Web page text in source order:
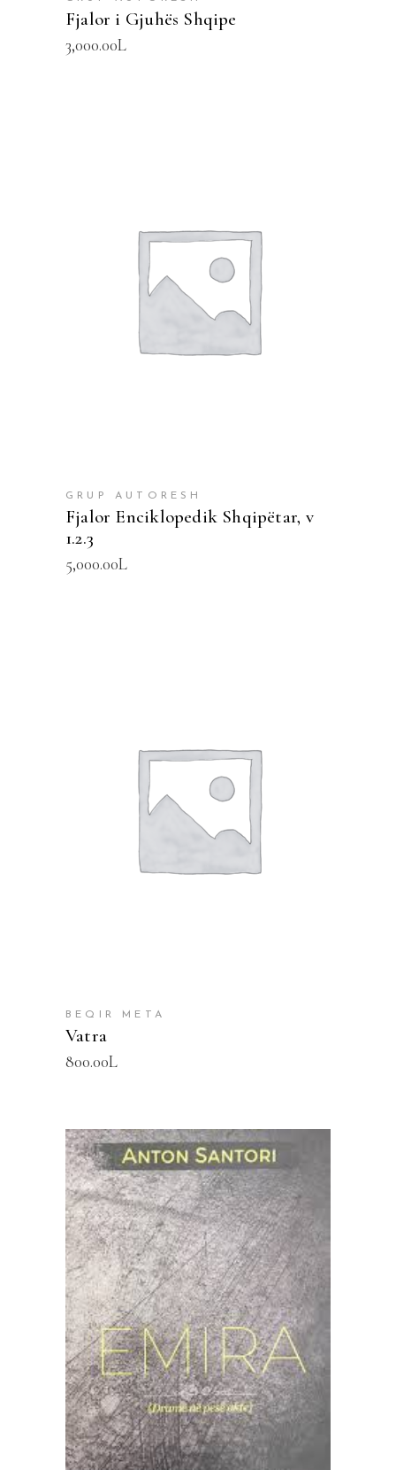
Fjalor i Gjuhës Shqipe
3,000.00L
SHTOJE NË SHPORTË
GRUP AUTORESH
Fjalor Enciklopedik Shqipëtar, v
1.2.3
5,000.00L
SHTOJE NË SHPORTË
BEQIR META
Vatra
800.00L
SHTOJE NË SHPORTË